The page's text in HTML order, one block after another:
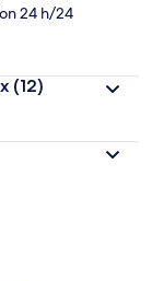
24 h/24
(12)